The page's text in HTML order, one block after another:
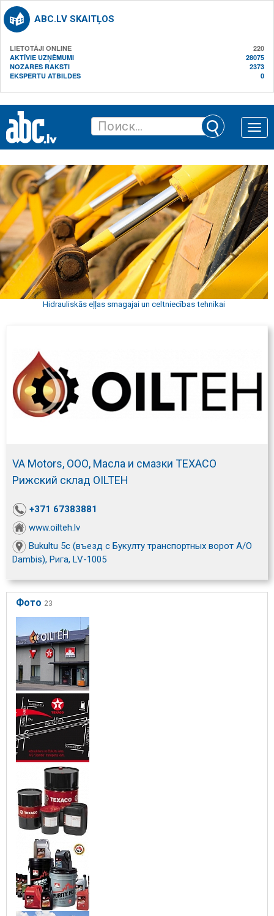
ABC.LV SKAITĻOS
LIETOTĀJI ONLINE
220
AKTĪVIE UZŅĒMUMI
28075
NOZARES RAKSTI
2373
EKSPERTU ATBILDES
0
Toggle
Hidrauliskās eļļas smagajai un celtniecības tehnikai
VA Motors, ООО, Масла и смазки TEXACO
Рижский склад OILTEH
+371 67383881
www.oilteh.lv
Bukultu 5c (въезд с Букулту транспортных ворот А/О
Dambis), Рига, LV-1005
Фото 23